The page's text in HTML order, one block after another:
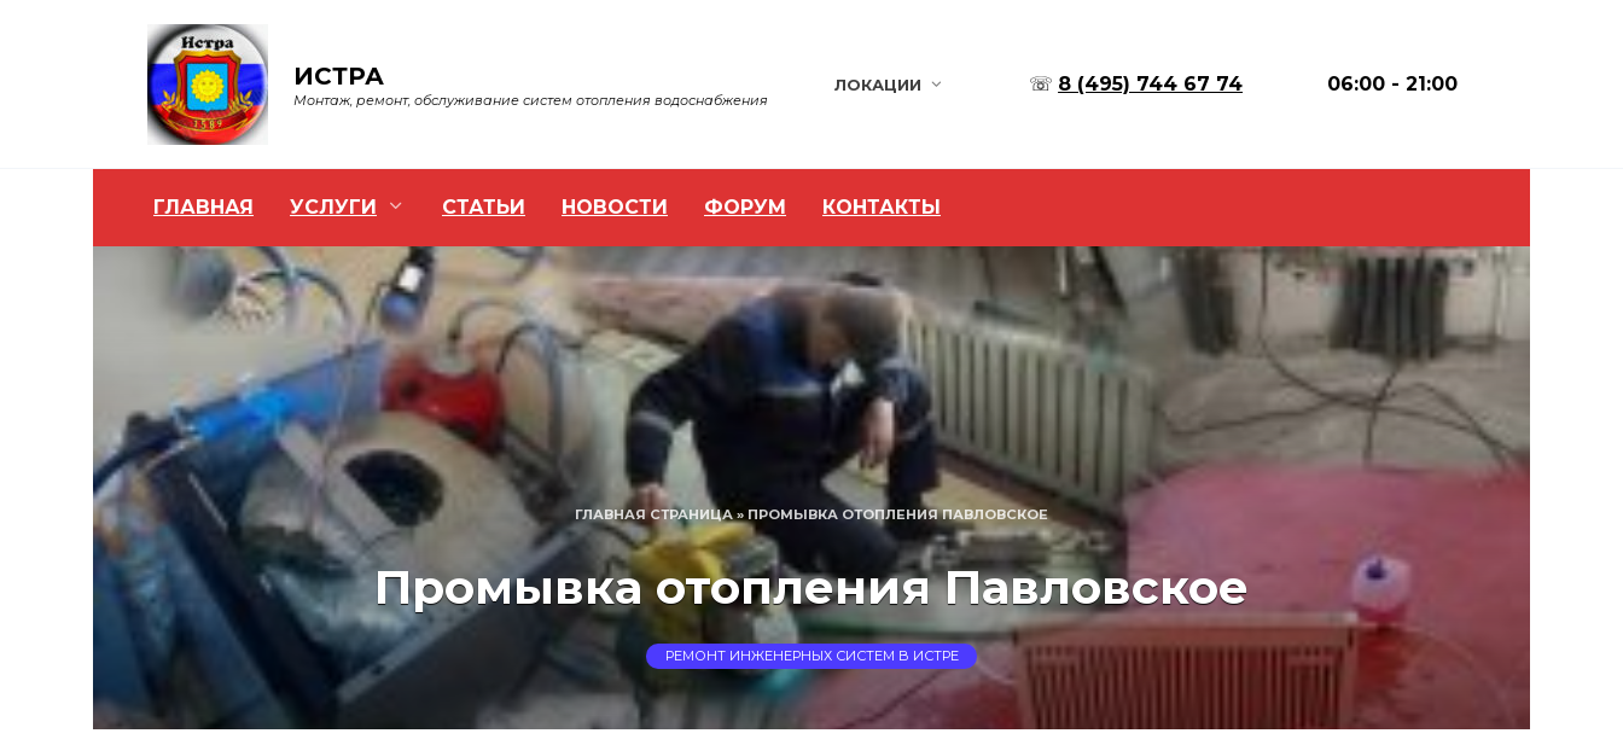
ИСТРА
Монтаж, ремонт, обслуживание систем отопления водоснабжения
ЛОКАЦИИ ☏ 8 (495) 744 67 74 06:00 - 21:00
ГЛАВНАЯ УСЛУГИ СТАТЬИ НОВОСТИ ФОРУМ КОНТАКТЫ
ГЛАВНАЯ СТРАНИЦА » ПРОМЫВКА ОТОПЛЕНИЯ ПАВЛОВСКОЕ
Промывка отопления Павловское
РЕМОНТ ИНЖЕНЕРНЫХ СИСТЕМ В ИСТРЕ